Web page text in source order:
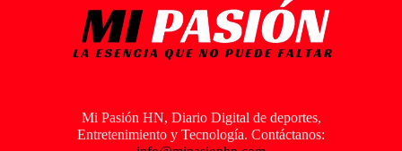
Mi Pasión HN, Diario Digital de deportes,
Entretenimiento y Tecnología. Contáctanos: